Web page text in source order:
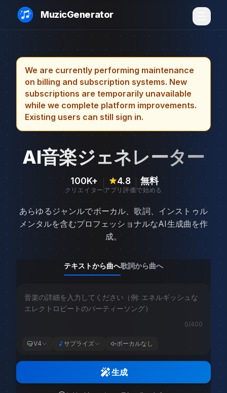
MuzicGenerator
We are currently performing maintenance
on billing and subscription systems. New
subscriptions are temporarily unavailable
while we complete platform improvements.
Existing users can still sign in.
AI音楽ジェネレーター
100K+
クリエイター
4.8
アプリ評価
無料
で始める
あらゆるジャンルでボーカル、歌詞、インストゥル
メンタルを含むプロフェッショナルなAI生成曲を作
成。
音楽生成モード切り替え
テキストから曲へ歌詞から曲へ
0/400
V4 サプライズ ボーカルなし
生成